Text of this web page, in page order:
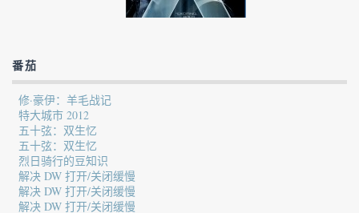
番茄
修·豪伊：羊毛战记
特大城市 2012
五十弦：双生忆
五十弦：双生忆
烈日骑行的豆知识
解决 DW 打开/关闭缓慢
解决 DW 打开/关闭缓慢
解决 DW 打开/关闭缓慢